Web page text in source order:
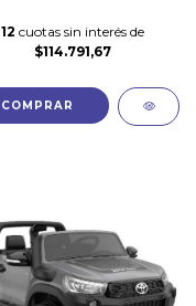
12 cuotas sin interés de
$114.791,67
COMPRAR